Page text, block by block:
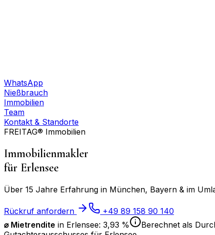
WhatsApp
Nießbrauch
Immobilien
Team
Kontakt & Standorte
FREITAG® Immobilien
Immobilienmakler
für Erlensee
Über 15 Jahre Erfahrung in München, Bayern & im
Rückruf anfordern
+49 89 158 90 140
⌀ Mietrendite in Erlensee: 3,93 %
Berechnet als